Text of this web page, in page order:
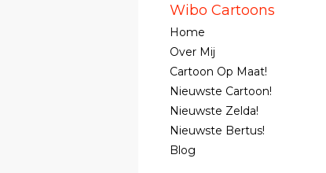
Wibo Cartoons
Home
Over Mij
Cartoon Op Maat!
Nieuwste Cartoon!
Nieuwste Zelda!
Nieuwste Bertus!
Blog